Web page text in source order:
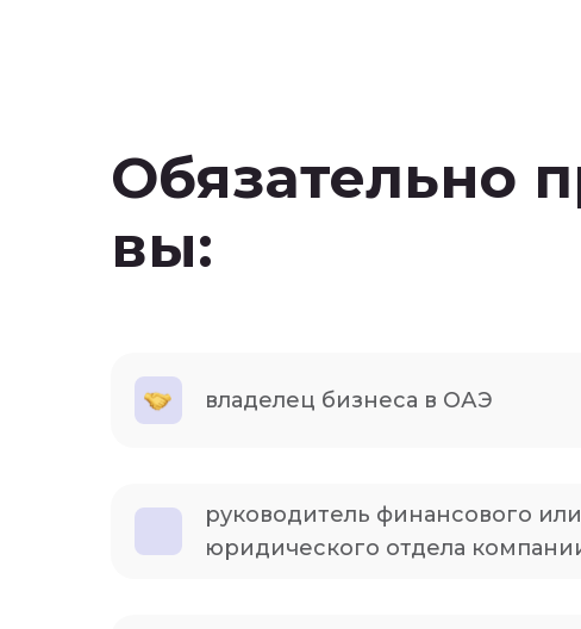
руководитель финансового или
юридического отдела
владелец бизнеса в ОАЭ
Обязательно
вы: